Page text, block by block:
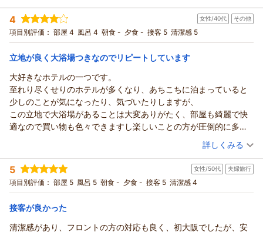
ビールのご提供や、おつまみのバリエーション、また大阪らし
いメニューの導入など、お客様にさらに喜んでいただける内容
を目指し、担当部署と共有してまいります。
そのような中で、朝食の海鮮丼やアメニティの豊富さにご満足
いただけたことは、私共にとっても大きな励みとなります。
これからも、お客様からのお声を大切に、より快適なホテルづ
くりに励んでまいります。
またのご来館を、スタッフ一同心よりお待ち申し上げておりま
す。
ホテルアベストグランデ高槻 フロント 藤本
（返信日：2026/07/27）
満足いただけたとのこと、
スタッフ一同大変励みになります。
お子様のパジャマにつきましては、事前の案内が不足しており
ご不便をおかけいたしましたこと、深くお詫び申し上げます。
当ホテルではお子様は添い寝の為タオル以外の御用を行ってお
また、温泉の温度に関しましても、お子様には少し熱かったと
のこと、
せっかくのお風呂でご不自由な思いをさせてしまい申し訳ござ
いませんでした。
より快適にお過ごしいただけるよう、サービスの改善に努めて
りください。
お客様のまたのお越しを心よりお待ち申し上げております。
（返信日：2026/07/26）
宿泊時期： 2026年06月宿泊 (出張)
投稿者： toraさん(男性/50代)
宿泊プラン： 【じゃらんのお得な10日間】じゃらんだけの期間限定のお得プ
ラン！ ☆素泊まり
シングル 食事なし
宿泊価格帯： 10,001～11,000円(大人一人あたり/税込)
ホテルアベストグランデ高槻 なごみの湯からの返信
この度は当ホテルをご利用いただき、誠にありがとうございま
す。
また、お忙しい中温かいご感想をお寄せいただきましたこと、
重ねて御礼申し上げます。
当ホテルの立地について、ビジネスでの利便性を感じていただ
けたようで大変光栄です。
JR高槻駅から近く、阪急百貨店も目の前という環境は、多くの
お客様からご好評をいただいております。
館内の清潔感やスタッフの対応につきましても、お褒めの言葉
を頂戴し、身の引き締まる思いでございます。
お楽しみいただけたようで、何よりでございます。
4 女性/40代 その他
項目別評価： 部屋 4 風呂 4 朝食 - 夕食 - 接客 5 清潔感 5
立地が良く大浴場つきなのでリピートしています
大好きなホテルの一つです。
至れり尽くせりのホテルが多くなり、あちこちに泊まっていると
少しのことが気になったり、気づいたりしますが、
この立地で大浴場があることは大変ありがたく、部屋も綺麗で快
適なので買い物も色々できますし楽しいことの方が圧倒的に多い
今回、露天風呂がない方の大浴場でしたが、シャワーが下までお
ろせて、自由な位置で使えるのは２つだけでした。１つは下に固
定されていて、あと２つは上に固定されていました。なんとか降
ので皆さんそのままで利用していましたが、５台中３～４台はシ
ャワーが好きな位置に動かせたらなと思いました。
（投稿日：2026/07/18）
宿泊時期： 2026年07月宿泊 (その他)
投稿者： メルさん (女性/40代)
宿泊プラン： 【お得な２０％ＯＦＦ！】みんなうれしいハッピープライスプ
ラン！☆素泊まり
ツイン 食事なし
宿泊価格帯： 8,001～9,000円(大人一人あたり/税込)
ホテルアベストグランデ高槻 なごみの湯からの返信
詳しくみる
5 女性/50代 夫婦旅行
項目別評価： 部屋 5 風呂 5 朝食 - 夕食 - 接客 5 清潔感 4
接客が良かった
清潔感があり、フロントの方の対応も良く、初大阪でしたが、安